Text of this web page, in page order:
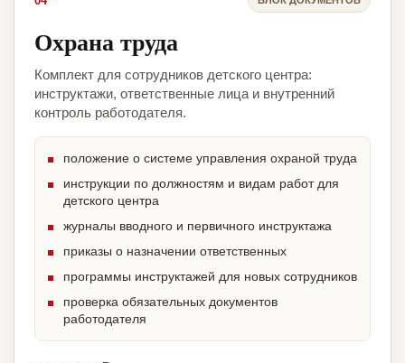
Охрана труда
Комплект для сотрудников детского центра:
инструктажи, ответственные лица и внутренний
контроль работодателя.
положение о системе управления охраной труда
инструкции по должностям и видам работ для
детского центра
журналы вводного и первичного инструктажа
приказы о назначении ответственных
программы инструктажей для новых сотрудников
проверка обязательных документов
работодателя